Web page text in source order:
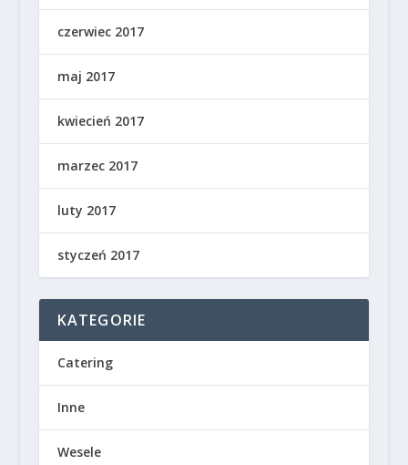
czerwiec 2017
maj 2017
kwiecień 2017
marzec 2017
luty 2017
styczeń 2017
KATEGORIE
Catering
Inne
Wesele